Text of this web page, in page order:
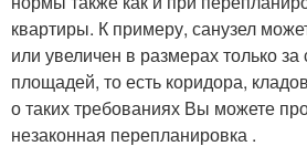
квартиры. К примеру, санузел
или увеличен в размерах только
площадей, то есть коридора,
о таких требованиях Вы можете
незаконная перепланировка .